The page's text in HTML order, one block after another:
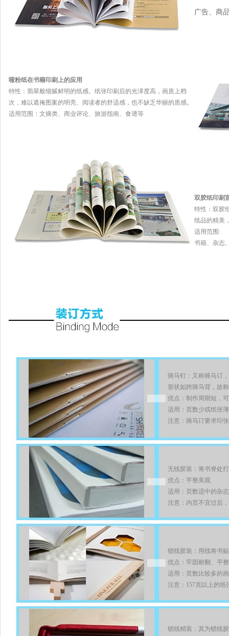
广告、商
哑粉纸在书籍印刷上的应用
特性：翡翠般细腻鲜明的纸感。纸张印刷后的光泽度高，画质上档
次，难以遮掩图案的明亮、阅读者的舒适感，也不缺乏华丽的质感。
适用范围：文摘类、商业评论、旅游指南、食谱等
双胶纸印刷
特性：双胶
纸品的精美
适用范围:
书籍、杂志
骑马钉：又称骑马订
形状如跨骑马背，故
优点：制作周期短，
适用：页数少或纸张
注意：骑马订要求印
无线胶装：将书脊处
优点：平整美观
适用：页数适中的杂
注意：内页不宜过后
锁线胶装：用线将书
优点：牢固耐翻、平
适用：页数比较多的
注意：157克以上的纸
锁线精装：其为锁线